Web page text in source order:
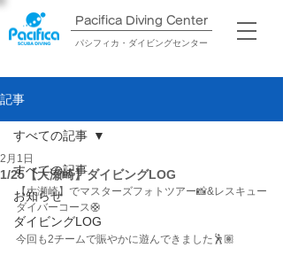
Pacifica Diving Center​
パシフィカ・ダイビングセンター
記事
すべての記事
お知らせ
ダイビングLOG
すべての記事
1/25【大瀬崎】ダイビングLOG
2月1日
【大瀬崎】でマスターズフォトツアー📸&レスキュー
ダイバーコース🛟
今回も2チームで賑やかに遊んできました🕺🏽